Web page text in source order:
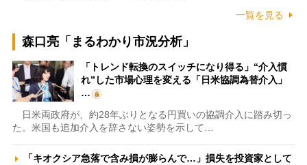
一覧を見る
森口亮「まるわかり市況分析」
「トレンド転換のスイッチになり得る」“介入慣
れ”した市場心理を変える「日米協調為替介入」
…
日米両政府が、約28年ぶりとなる円買いの協調介入に踏み切っ
た。米国も追加介入を辞さない姿勢を示して…
「キオクシア急落で含み損が膨らんで…」損失を投資家として